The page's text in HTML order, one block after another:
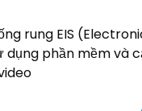
Trộm.
rung EIS
dụng phần mềm và